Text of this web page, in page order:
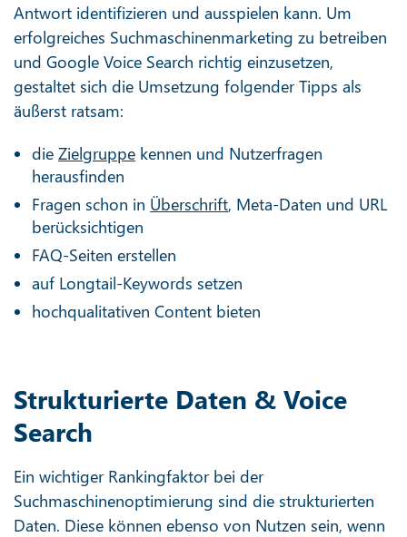
Antwort identifizieren und ausspielen kann. Um
erfolgreiches Suchmaschinenmarketing zu betreiben
und Google Voice Search richtig einzusetzen,
gestaltet sich die Umsetzung folgender Tipps als
äußerst ratsam:
die Zielgruppe kennen und Nutzerfragen
herausfinden
Fragen schon in Überschrift, Meta-Daten und URL
berücksichtigen
FAQ-Seiten erstellen
auf Longtail-Keywords setzen
hochqualitativen Content bieten
Strukturierte Daten & Voice
Search
Ein wichtiger Rankingfaktor bei der
Suchmaschinenoptimierung sind die strukturierten
Daten. Diese können ebenso von Nutzen sein, wenn